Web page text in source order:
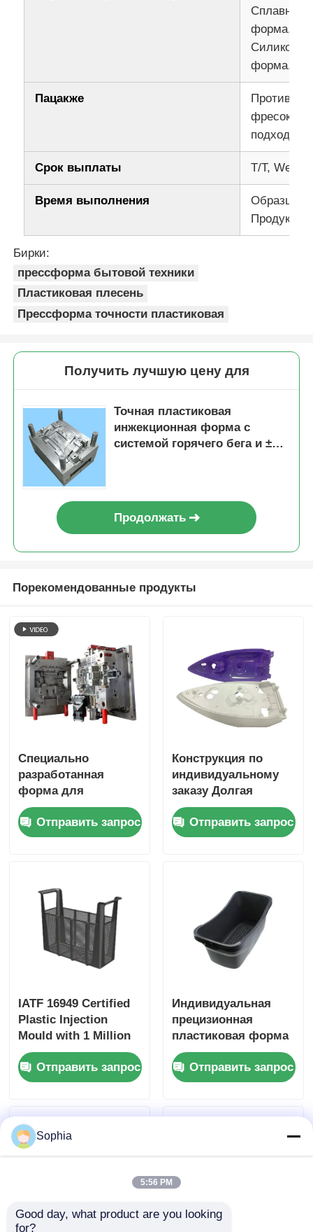
Шестерня
пластиковые компоненты прессформы
Сплавная
форма,
форма,
Пацакже
фресок,
Срок выплаты T/T,
Время выполнения
Образцы:
Бирки:
прессформа бытовой техники
Пластиковая плесень
Прессформа точности пластиковая
Получить лучшую цену для
Точная пластиковая
инжекционная форма с
системой горячего бега и ±
Продолжать
Порекомендованные продукты
Специально
разработанная
форма для
бытовых приборов
с многополосой и
горячим бегуном
инъекции
Отправить запрос
Конструкция по
индивидуальному
заказу Долгая
продолжительность
жизни Точная
обработка
формы для
бытовой техники
Отправить запрос
IATF 16949 Certified
Plastic Injection
Mould with 1 Million
Mould Life and
Hot/Cold Runner
System for Home
(Сертифицированная
пластическая
инжекционная
холодной рабочей
системы для
Отправить запрос
Индивидуальная
прецизионная
пластиковая форма
для бытовой
техники с
длительным сроком
Отправить запрос
Sophia
5:56 PM
Good day, what product are you looking
for?